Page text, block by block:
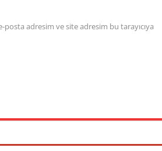
posta adresim ve site adresim bu tarayıcıya